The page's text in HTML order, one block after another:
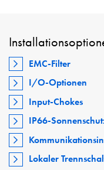
EMC-Filter
I/O-Optionen
Input-Chokes
IP66-
Lokaler